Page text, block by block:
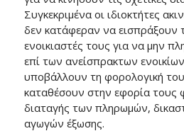
Συγκεκριμένα οι ιδιοκτήτες
δεν κατάφεραν να εισπράξουν
ενοικιαστές τους για να μην
επί των ανείσπρακτων
υποβάλλουν τη φορολογική
καταθέσουν στην εφορία τους
διαταγής των πληρωμών,
αγωγών έξωσης.